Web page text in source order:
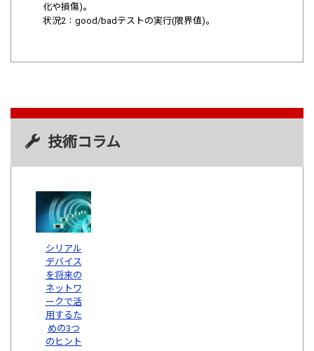
化や損傷)。
状況2：good/badテストの実行(限界値)。
技術コラム
シリアル
デバイス
を将来の
ネットワ
ークで活
用するた
めの3つ
のヒント